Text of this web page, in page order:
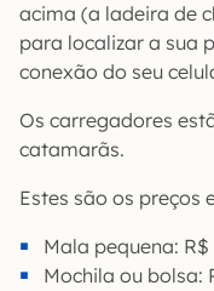
acima (a ladeira de
para localizar a sua
conexão do seu
Os carregadores
catamarãs.
Estes são os preços
Mala pequena: R$
Mochila ou bolsa: